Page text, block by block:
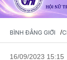
BÌNH ĐẲNG GIỚI /
16/09/2023 15:15